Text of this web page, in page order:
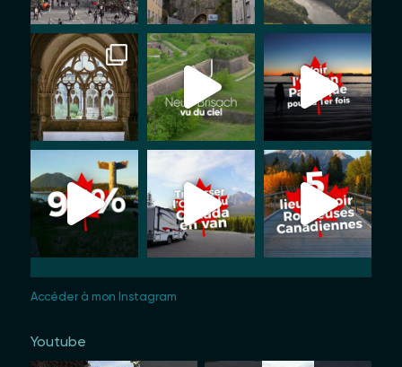
Accéder à mon Instagram
Youtube